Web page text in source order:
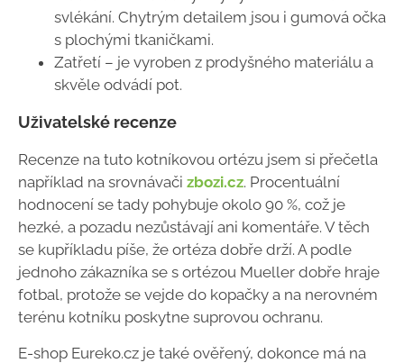
svlékání. Chytrým detailem jsou i gumová očka
s plochými tkaničkami.
Zatřetí – je vyroben z prodyšného materiálu a
skvěle odvádí pot.
Uživatelské recenze
Recenze na tuto kotníkovou ortézu jsem si přečetla
například na srovnávači zbozi.cz. Procentuální
hodnocení se tady pohybuje okolo 90 %, což je
hezké, a pozadu nezůstávají ani komentáře. V těch
se kupříkladu píše, že ortéza dobře drží. A podle
jednoho zákazníka se s ortézou Mueller dobře hraje
fotbal, protože se vejde do kopačky a na nerovném
terénu kotníku poskytne suprovou ochranu.
E-shop Eureko.cz je také ověřený, dokonce má na